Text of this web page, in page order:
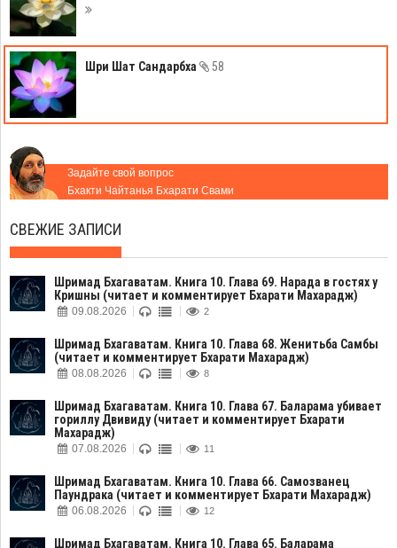
Шри Шат Сандарбха 58
Задайте свой вопрос
Бхакти Чайтанья Бхарати Свами
СВЕЖИЕ ЗАПИСИ
Шримад Бхагаватам. Книга 10. Глава 69. Нарада в гостях у
Кришны (читает и комментирует Бхарати Махарадж)
09.08.2026 2
Шримад Бхагаватам. Книга 10. Глава 68. Женитьба Самбы
(читает и комментирует Бхарати Махарадж)
08.08.2026 8
Шримад Бхагаватам. Книга 10. Глава 67. Баларама убивает
гориллу Двивиду (читает и комментирует Бхарати
Махарадж)
07.08.2026 11
Шримад Бхагаватам. Книга 10. Глава 66. Самозванец
Паундрака (читает и комментирует Бхарати Махарадж)
06.08.2026 12
Шримад Бхагаватам. Книга 10. Глава 65. Баларама